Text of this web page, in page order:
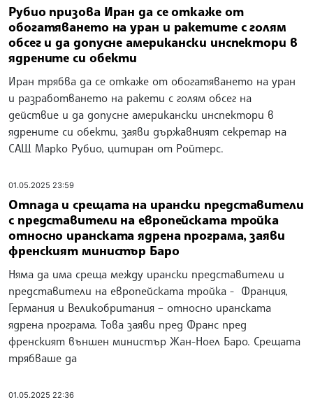
Рубио призова Иран да се откаже от
обогатяването на уран и ракетите с голям
обсег и да допусне американски инспектори в
ядрените си обекти
Иран трябва да се откаже от обогатяването на уран
и разработването на ракети с голям обсег на
действие и да допусне американски инспектори в
ядрените си обекти, заяви държавният секретар на
САЩ Марко Рубио, цитиран от Ройтерс.
01.05.2025 23:59
Отпада и срещата на ирански представители
с представители на европейската тройка
относно иранската ядрена програма, заяви
френският министър Баро
Няма да има среща между ирански представители и
представители на европейската тройка - Франция,
Германия и Великобритания – относно иранската
ядрена програма. Това заяви пред Франс пред
френският външен министър Жан-Ноел Баро. Срещата
трябваше да
01.05.2025 22:36